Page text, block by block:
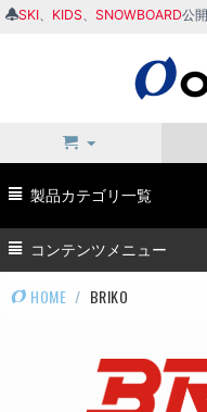
SKI KIDS SNOWBOARD公開
製品カテゴリ一覧
コンテンツメニュー
HOME / BRIKO